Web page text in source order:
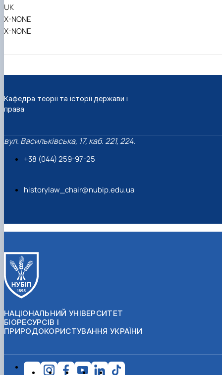
UK
X-NONE
X-NONE
Кафедра теорії та історії держави і
права
вул. Васильківська, 17, каб. 221, 224.
+38 (044) 259-97-25
historylaw_chair@nubip.edu.ua
НАЦІОНАЛЬНИЙ УНІВЕРСИТЕТ
БІОРЕСУРСІВ І
ПРИРОДОКОРИСТУВАННЯ УКРАЇНИ